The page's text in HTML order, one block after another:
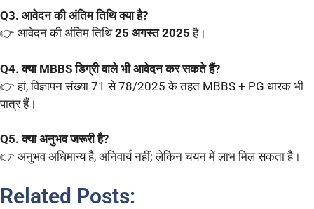
Q3. आवेदन की अंतिम तिथि क्या है?
👉 आवेदन की अंतिम तिथि25 अगस्त 2025 है।
Q4. क्या MBBS डिग्री वाले भी आवेदन कर सकते हैं?
👉 हां, विज्ञापन संख्या 71 से 78/2025 के तहत MBBS + PG धारक भी
पात्र हैं।
Q5. क्या अनुभव जरूरी है?
👉 अनुभव अधिमान्य है, अनिवार्य नहीं; लेकिन चयन में लाभ मिल सकता है।
Related Posts: